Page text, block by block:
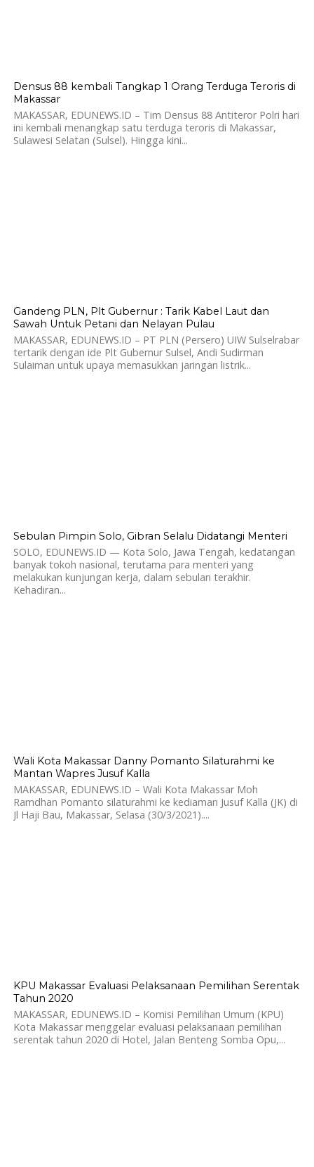
737
Densus 88 kembali Tangkap 1 Orang Terduga Teroris di
Makassar
MAKASSAR, EDUNEWS.ID – Tim Densus 88 Antiteror Polri hari
ini kembali menangkap satu terduga teroris di Makassar,
Sulawesi Selatan (Sulsel). Hingga kini...
Gandeng PLN, Plt Gubernur : Tarik Kabel Laut dan
Sawah Untuk Petani dan Nelayan Pulau
MAKASSAR, EDUNEWS.ID – PT PLN (Persero) UIW Sulselrabar
tertarik dengan ide Plt Gubernur Sulsel, Andi Sudirman
Sulaiman untuk upaya memasukkan jaringan listrik...
563
Sebulan Pimpin Solo, Gibran Selalu Didatangi Menteri
SOLO, EDUNEWS.ID — Kota Solo, Jawa Tengah, kedatangan
banyak tokoh nasional, terutama para menteri yang
melakukan kunjungan kerja, dalam sebulan terakhir.
Kehadiran...
Wali Kota Makassar Danny Pomanto Silaturahmi ke
Mantan Wapres Jusuf Kalla
MAKASSAR, EDUNEWS.ID – Wali Kota Makassar Moh
Ramdhan Pomanto silaturahmi ke kediaman Jusuf Kalla (JK) di
Jl Haji Bau, Makassar, Selasa (30/3/2021)....
630
KPU Makassar Evaluasi Pelaksanaan Pemilihan Serentak
Tahun 2020
MAKASSAR, EDUNEWS.ID – Komisi Pemilihan Umum (KPU)
Kota Makassar menggelar evaluasi pelaksanaan pemilihan
serentak tahun 2020 di Hotel, Jalan Benteng Somba Opu,...